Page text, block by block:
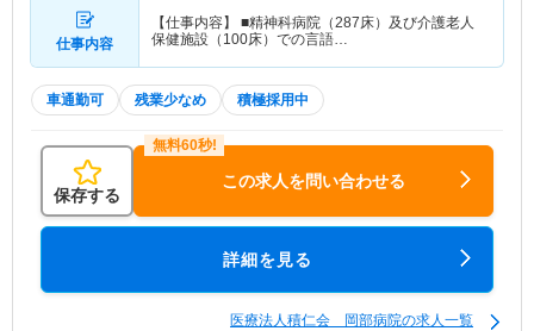
仕事内容
【仕事内容】 ■精神科病院（287床）及び介護老人
保健施設（100床）での言語…
車通勤可 残業少なめ 積極採用中
保存する
この求人を問い合わせる
詳細を見る
医療法人積仁会 岡部病院の求人一覧